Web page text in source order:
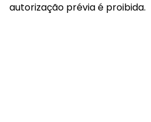
autorização prévia é proibida.